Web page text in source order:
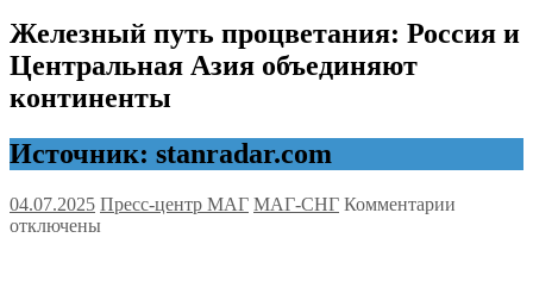
Железный путь процветания: Россия и
Центральная Азия объединяют
континенты
Источник: stanradar.com
04.07.2025 Пресс-центр МАГ МАГ-СНГ Комментарии
отключены